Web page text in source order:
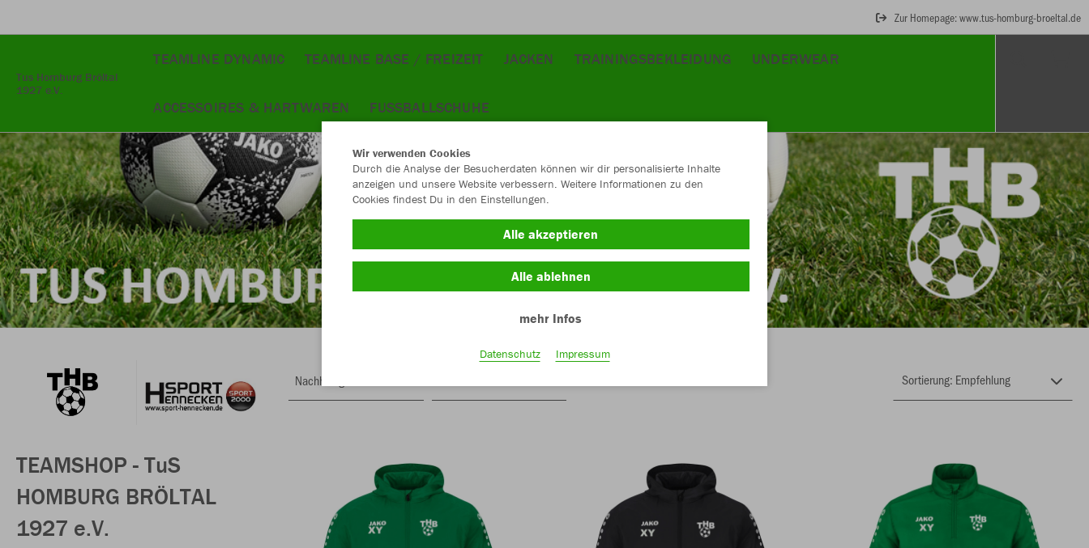
Zur Homepage: www.tus-homburg-broeltal.de
Tus Homburg Bröltal
1927 e.V.
TEAMLINE DYNAMIC TEAMLINE BASE / FREIZEIT JACKEN TRAININGSBEKLEIDUNG UNDERWEAR
ACCESSOIRES & HARTWAREN FUSSBALLSCHUHE
TEAMSHOP - TuS
HOMBURG BRÖLTAL
1927 e.V.
Nachhaltig
Wir verwenden Cookies
Durch die Analyse der Besucherdaten können wir dir personalisierte Inhalte
anzeigen und unsere Website verbessern. Weitere Informationen zu den
Cookies findest Du in den Einstellungen.
Alle akzeptieren
Alle ablehnen
mehr Infos
Datenschutz Impressum